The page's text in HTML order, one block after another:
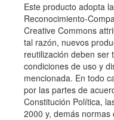
Este producto adopta
Reconocimiento-
Creative Commons
tal razón, nuevos
reutilización deben ser
condiciones de uso y
mencionada. En todo
por las partes de
Constitución Política,
2000 y, demás